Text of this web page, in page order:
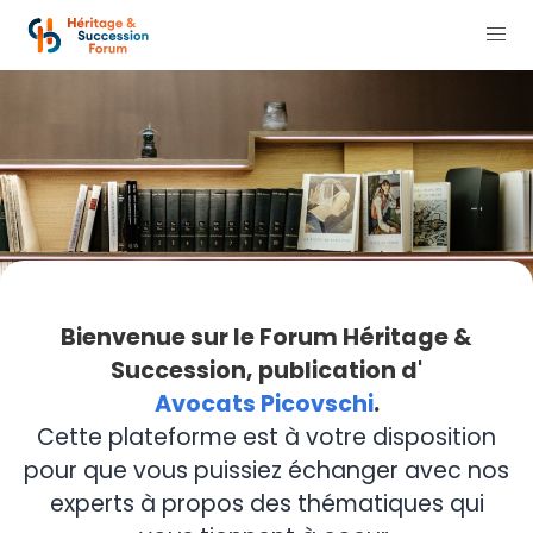
Bienvenue sur le Forum Héritage &
Succession, publication d'
Avocats Picovschi.
Cette plateforme est à votre disposition
pour que vous puissiez échanger avec nos
experts à propos des thématiques qui